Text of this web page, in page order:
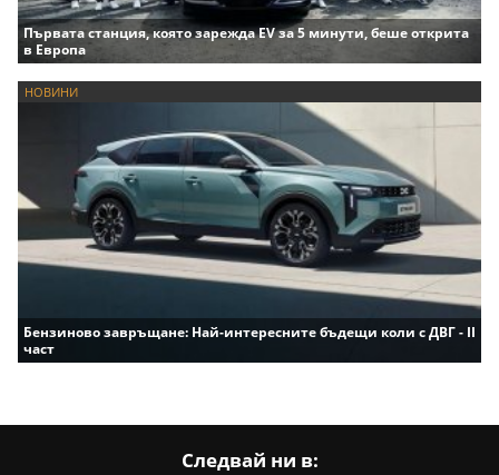
Първата станция, която зарежда EV за 5 минути, беше открита
в Европа
НОВИНИ
Бензиново завръщане: Най-интересните бъдещи коли с ДВГ - II
част
Следвай ни в: